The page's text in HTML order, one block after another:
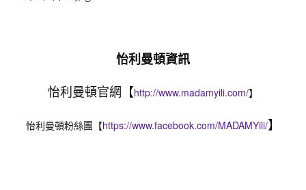
怡利曼頓資訊
怡利曼頓官網【http://www.madamyili.com/】
怡利曼頓粉絲團【https://www.facebook.com/MADAMYili/】